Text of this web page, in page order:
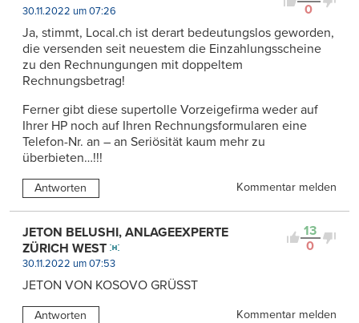
0
30.11.2022 um 07:26
Ja, stimmt, Local.ch ist derart bedeutungslos geworden,
die versenden seit neuestem die Einzahlungsscheine
zu den Rechnungungen mit doppeltem
Rechnungsbetrag!
Ferner gibt diese supertolle Vorzeigefirma weder auf
Ihrer HP noch auf Ihren Rechnungsformularen eine
Telefon-Nr. an – an Seriösität kaum mehr zu
überbieten…!!!
Antworten Kommentar melden
13
0
JETON BELUSHI, ANLAGEEXPERTE
ZÜRICH WEST
30.11.2022 um 07:53
JETON VON KOSOVO GRÜSST
Antworten
Kommentar melden